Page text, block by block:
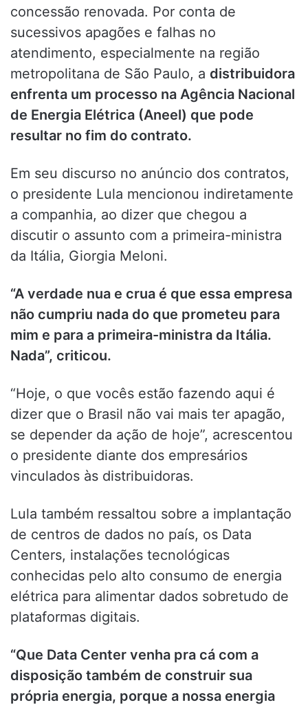
concessão renovada. Por conta de
sucessivos apagões e falhas no
atendimento, especialmente na região
metropolitana de São Paulo, a distribuidora
enfrenta um processo na Agência Nacional
de Energia Elétrica (Aneel) que pode
resultar no fim do contrato.
Em seu discurso no anúncio dos contratos,
o presidente Lula mencionou indiretamente
a companhia, ao dizer que chegou a
discutir o assunto com a primeira-ministra
da Itália, Giorgia Meloni.
“A verdade nua e crua é que essa empresa
não cumpriu nada do que prometeu para
mim e para a primeira-ministra da Itália.
Nada”, criticou.
“Hoje, o que vocês estão fazendo aqui é
dizer que o Brasil não vai mais ter apagão,
se depender da ação de hoje”, acrescentou
o presidente diante dos empresários
vinculados às distribuidoras.
Lula também ressaltou sobre a implantação
de centros de dados no país, os Data
Centers, instalações tecnológicas
conhecidas pelo alto consumo de energia
elétrica para alimentar dados sobretudo de
plataformas digitais.
“Que Data Center venha pra cá com a
disposição também de construir sua
própria energia, porque a nossa energia